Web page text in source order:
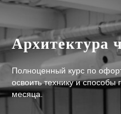
Архитектура
Полноценный курс по
освоить технику и способы
месяца.